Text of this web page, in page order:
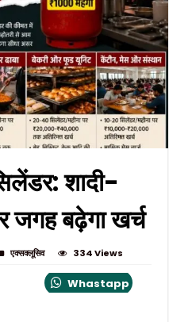
शादी-
जगह बढ़ेगा खर्च
एक्सक्लूसिव 334 Views
Whastapp